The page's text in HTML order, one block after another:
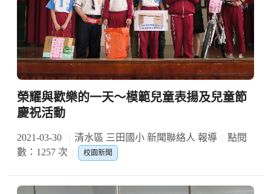
榮耀與歡樂的一天～模範兒童表揚及兒童節
慶祝活動
2021-03-30 清水區 三田國小 新聞聯絡人 報導
點閱
數：1257 次
校園新聞